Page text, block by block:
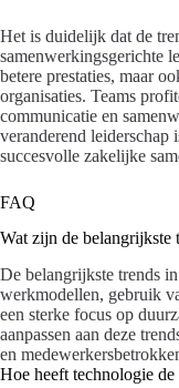
Het is duidelijk dat de
samenwerkingsgerichte
betere prestaties, maar
organisaties. Teams
communicatie en
veranderend leiderschap
succesvolle zakelijke
FAQ
Wat zijn de belangrijkste
De belangrijkste trends
werkmodellen, gebruik
een sterke focus op
aanpassen aan deze
en
Hoe heeft technologie